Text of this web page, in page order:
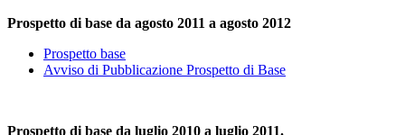
Prospetto di base da agosto 2011 a agosto 2012
Prospetto base
Avviso di Pubblicazione Prospetto di Base
Prospetto di base da luglio 2010 a luglio 2011.